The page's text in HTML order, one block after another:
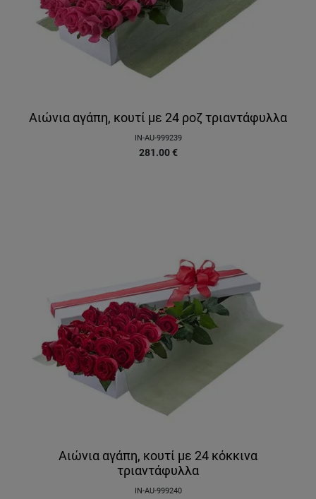
Αιώνια αγάπη, κουτί με 24 ροζ τριαντάφυλλα
IN-AU-999239
281.00 €
Αιώνια αγάπη, κουτί με 24 κόκκινα
τριαντάφυλλα
IN-AU-999240